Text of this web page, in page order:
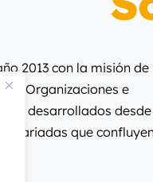
2013 con la misión de
Organizaciones e
desarrollados desde
variadas que